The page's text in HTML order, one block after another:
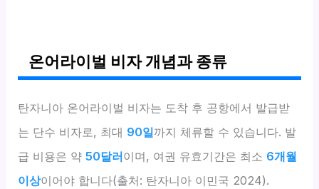
온어라이벌 비자 개념과 종류
탄자니아 온어라이벌 비자는 도착 후 공항에서 발급받
는 단수 비자로, 최대 90일까지 체류할 수 있습니다. 발
급 비용은 약50달러이며, 여권 유효기간은 최소 6개월
이상이어야 합니다(출처: 탄자니아 이민국 2024).